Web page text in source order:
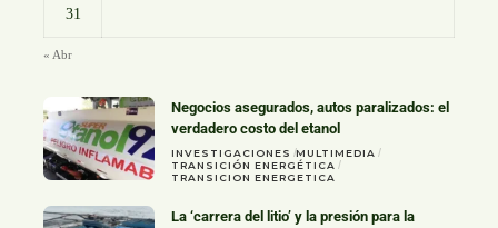
31
« Abr
Negocios asegurados, autos paralizados: el
verdadero costo del etanol
INVESTIGACIONES
MULTIMEDIA
TRANSICIÓN ENERGÉTICA
TRANSICION ENERGETICA
La ‘carrera del litio’ y la presión para la